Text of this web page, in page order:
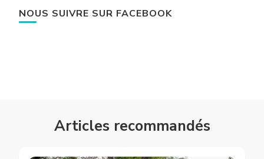
NOUS SUIVRE SUR FACEBOOK
Articles recommandés